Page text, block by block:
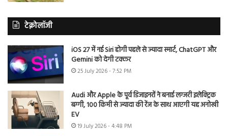
टेक्नोलॉजी
iOS 27 में नई Siri होगी पहले से ज्यादा स्मार्ट, ChatGPT और
Gemini को देगी टक्कर
25 July 2026 - 7:52 PM
Audi और Apple के पूर्व डिजाइनरों ने बनाई लग्जरी इलेक्ट्रिक
बग्गी, 100 किमी से ज्यादा की रेंज के साथ आएगी यह अनोखी
EV
19 July 2026 - 4:48 PM